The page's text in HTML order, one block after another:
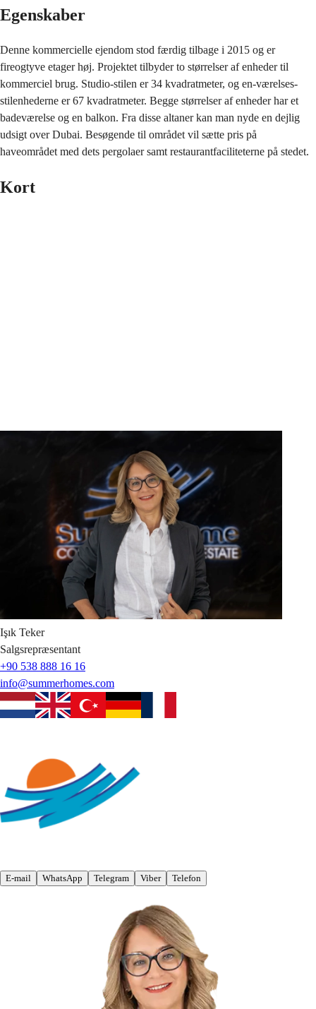
Egenskaber
Denne kommercielle ejendom stod færdig tilbage i 2015 og er
fireogtyve etager høj. Projektet tilbyder to størrelser af enheder til
kommerciel brug. Studio-stilen er 34 kvadratmeter, og en-værelses-
stilenhederne er 67 kvadratmeter. Begge størrelser af enheder har et
badeværelse og en balkon. Fra disse altaner kan man nyde en dejlig
udsigt over Dubai. Besøgende til området vil sætte pris på
haveområdet med dets pergolaer samt restaurantfaciliteterne på stedet.
Kort
Işık Teker
Salgsrepræsentant
+90 538 888 16 16
info@summerhomes.com
E-mail WhatsApp Telegram Viber Telefon